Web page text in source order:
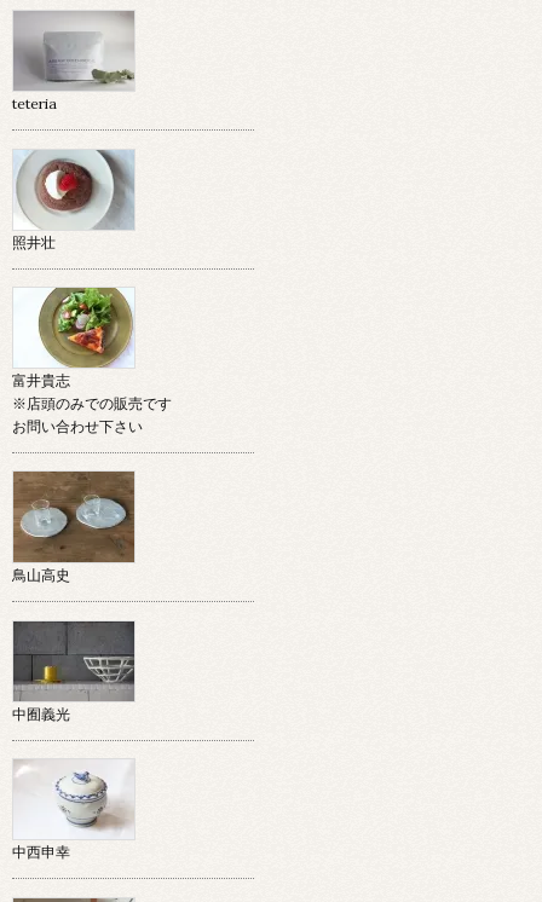
teteria
照井壮
富井貴志
※店頭のみでの販売です
お問い合わせ下さい
鳥山高史
中囿義光
中西申幸